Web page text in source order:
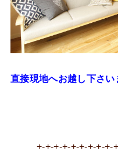
直接現地へお越し下さい
+-+-+-+-+-+-+-+-+-